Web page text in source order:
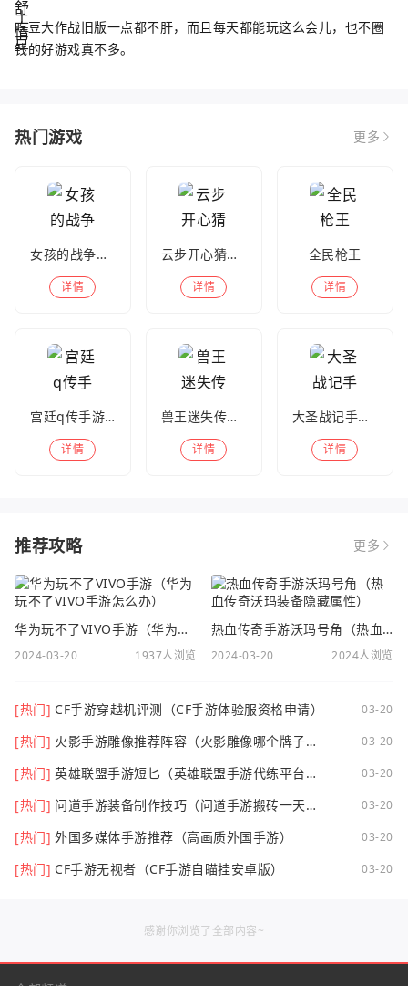
吃豆大作战旧版一点都不肝，而且每天都能玩这么会儿，也不圈
钱的好游戏真不多。
热门游戏 更多
女孩的战争手机版(暂未上线)
详情
云步开心猜歌名
详情
全民枪王
详情
宫廷q传手游百度版
详情
兽王迷失传奇高爆版
详情
大圣战记手游官方版
详情
推荐攻略 更多
华为玩不了VIVO手游（华为玩不了VIVO手游怎么办）
2024-03-20 1937人浏览
热血传奇手游沃玛号角（热血传奇沃玛装备隐藏属性）
2024-03-20 2024人浏览
[热门] CF手游穿越机评测（CF手游体验服资格申请） 03-20
[热门] 火影手游雕像推荐阵容（火影雕像哪个牌子
03-20
[热门] 英雄联盟手游短匕（英雄联盟手游代练平台哪
03-20
[热门] 问道手游装备制作技巧（问道手游搬砖一天可
03-20
[热门] 外国多媒体手游推荐（高画质外国手游） 03-20
[热门] CF手游无视者（CF手游自瞄挂安卓版） 03-20
感谢你浏览了全部内容~